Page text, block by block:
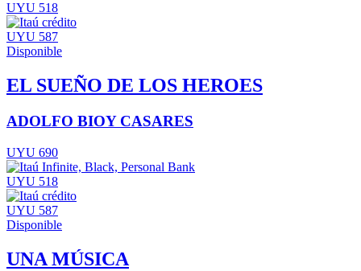
UYU 518
UYU 587
Disponible
EL SUEÑO DE LOS HEROES
ADOLFO BIOY CASARES
UYU 690
UYU 518
UYU 587
Disponible
UNA MÚSICA